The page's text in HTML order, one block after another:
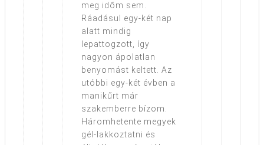
meg időm sem.
Ráadásul egy-két nap
alatt mindig
lepattogzott, így
nagyon ápolatlan
benyomást keltett. Az
utóbbi egy-két évben a
manikűrt már
szakemberre bízom.
Háromhetente megyek
gél-lakkoztatni és